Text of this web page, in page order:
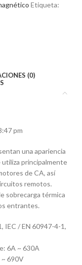
Etiqueta:
(0)
pm
una apariencia
principalmente
de CA, así
remotos.
sobrecarga térmica
entrantes.
IEC / EN 60947-4-1,
6A ~ 630A
~ 690V